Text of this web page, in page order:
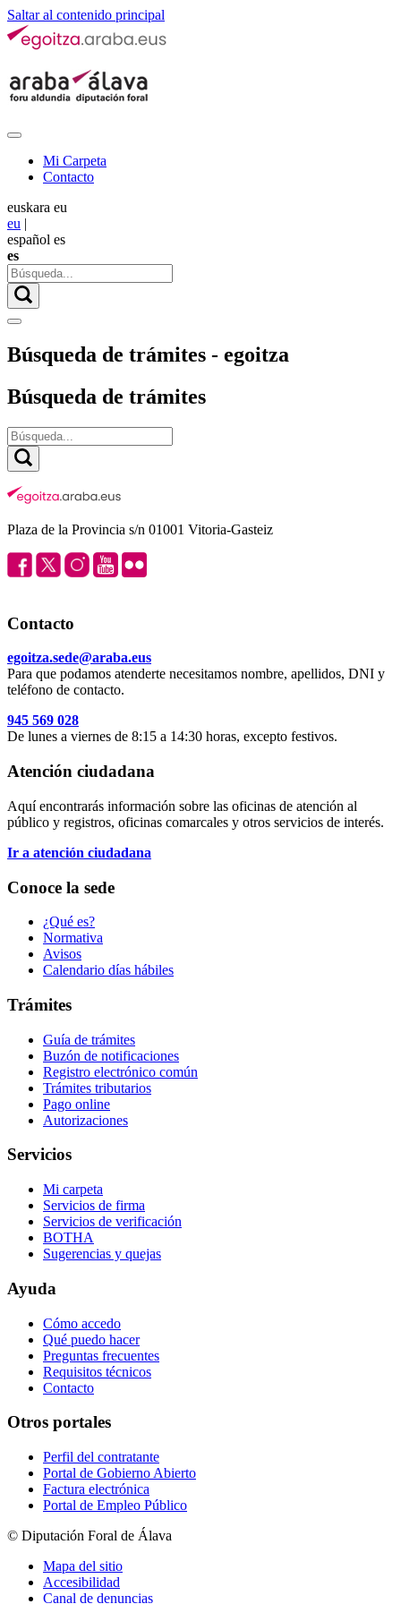
Saltar al contenido principal
Mi Carpeta
Contacto
euskara eu
eu |
español es
es
Búsqueda de trámites - egoitza
Búsqueda de trámites
Plaza de la Provincia s/n 01001 Vitoria-Gasteiz
Contacto
egoitza.sede@araba.eus
Para que podamos atenderte necesitamos nombre, apellidos, DNI y
teléfono de contacto.
945 569 028
De lunes a viernes de 8:15 a 14:30 horas, excepto festivos.
Atención ciudadana
Aquí encontrarás información sobre las oficinas de atención al
público y registros, oficinas comarcales y otros servicios de interés.
Ir a atención ciudadana
Conoce la sede
¿Qué es?
Normativa
Avisos
Calendario días hábiles
Trámites
Guía de trámites
Buzón de notificaciones
Registro electrónico común
Trámites tributarios
Pago online
Autorizaciones
Servicios
Mi carpeta
Servicios de firma
Servicios de verificación
BOTHA
Sugerencias y quejas
Ayuda
Cómo accedo
Qué puedo hacer
Preguntas frecuentes
Requisitos técnicos
Contacto
Otros portales
Perfil del contratante
Portal de Gobierno Abierto
Factura electrónica
Portal de Empleo Público
© Diputación Foral de Álava
Mapa del sitio
Accesibilidad
Canal de denuncias